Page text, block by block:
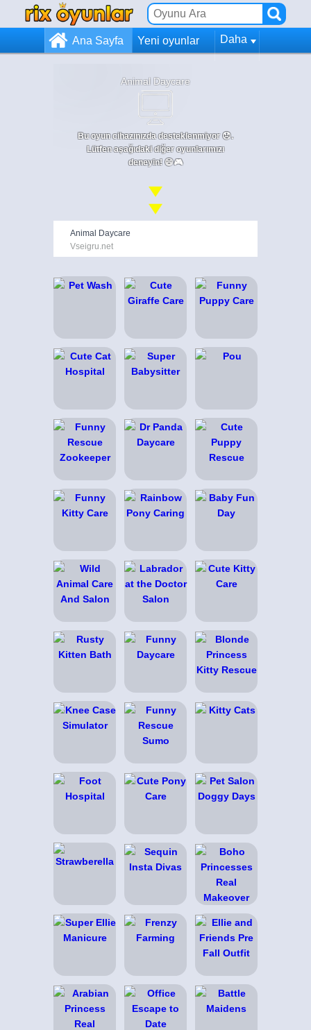
Ana Sayfa Yeni oyunlar Daha
Animal Daycare
Bu oyun cihazınızda desteklenmiyor 😞.
Lütfen aşağıdaki diğer oyunlarımızı
deneyin! 😄🎮
Animal Daycare
Vseigru.net